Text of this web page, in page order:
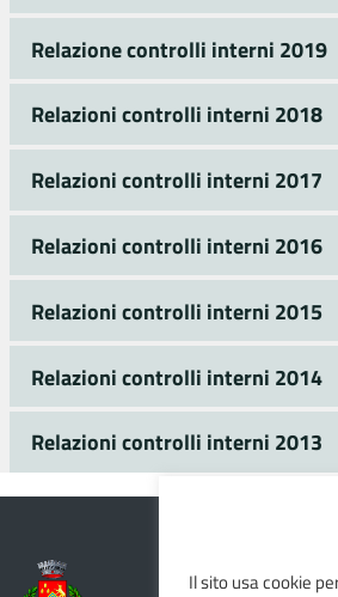
Relazione controlli interni 2019
Relazioni controlli interni 2018
Relazioni controlli interni 2017
Relazioni controlli interni 2016
Relazioni controlli interni 2015
Relazioni controlli interni 2014
Relazioni controlli interni 2013
Il sito usa cookie